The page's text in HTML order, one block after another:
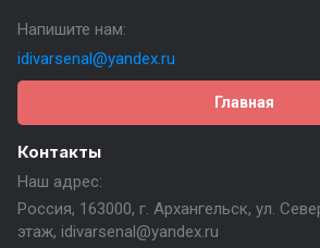
Контакты
Наш адрес:
Россия, 163000, г. Архангельск, ул.
этаж, idivarsenal@yandex.ru
Напишите нам:
idivarsenal@yandex.ru
Главная